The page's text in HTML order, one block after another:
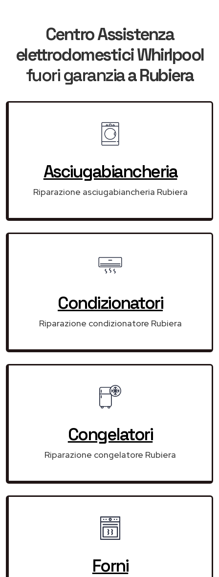
Centro Assistenza
elettrodomestici Whirlpool
fuori garanziaa Rubiera
Asciugabiancheria
Riparazione asciugabiancheria Rubiera
Condizionatori
Riparazione condizionatore Rubiera
Congelatori
Riparazione congelatore Rubiera
Forni